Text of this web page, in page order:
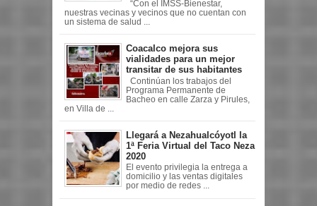
“Con el IMSS-Bienestar,
nuestras vecinas y vecinos que no cuentan con
un sistema de salud ...
Coacalco mejora sus
vialidades para un mejor
transitar de sus habitantes
Continúan los trabajos del
Programa Permanente de
Bacheo en calle Zarza y Pirules,
en Villa de ...
Llegará a Nezahualcóyotl la
1ª Feria Virtual del Taco Neza
2020
El evento privilegia la entrega a
domicilio y las ventas digitales
por medio de redes ...